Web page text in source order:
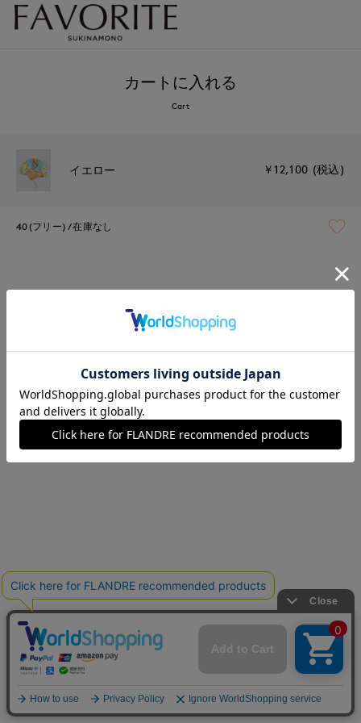
カートに入れる
Cart
イエロー ￥12,100 (税込)
40(フリー) 在庫なし